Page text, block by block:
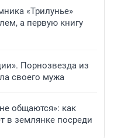
«Трилунье»
а первую книгу
Порнозвезда из
своего мужа
общаются»: как
в землянке посреди